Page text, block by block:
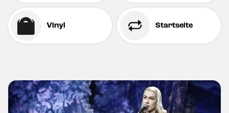
Vinyl Startseite